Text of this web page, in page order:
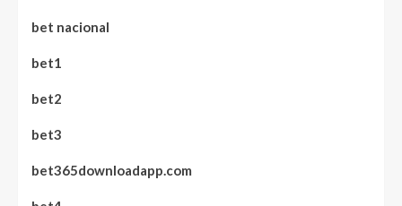
bet nacional
bet1
bet2
bet3
bet365downloadapp.com